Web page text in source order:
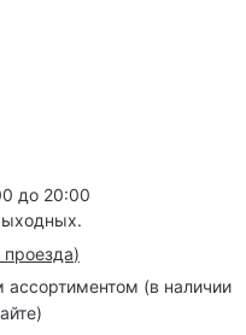
до 20:00
)
(в наличии